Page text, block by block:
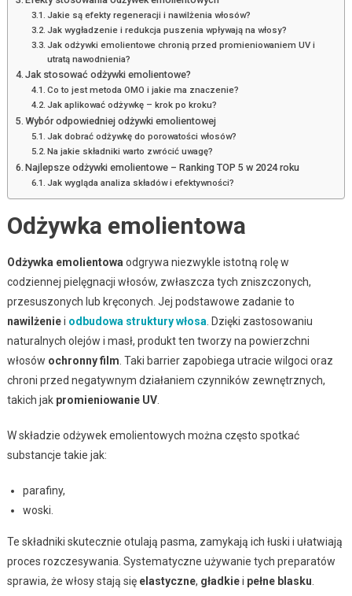
Jakie są efekty regeneracji i nawilżenia włosów?
Jak wygładzenie i redukcja puszenia wpływają na włosy?
Jak odżywki emolientowe chronią przed promieniowaniem UV i
utratą nawodnienia?
Jak stosować odżywki emolientowe?
Co to jest metoda OMO i jakie ma znaczenie?
Jak aplikować odżywkę – krok po kroku?
Wybór odpowiedniej odżywki emolientowej
Jak dobrać odżywkę do porowatości włosów?
Na jakie składniki warto zwrócić uwagę?
Najlepsze odżywki emolientowe – Ranking TOP 5 w 2024 roku
Jak wygląda analiza składów i efektywności?
Odżywka emolientowa
Odżywka emolientowa odgrywa niezwykle istotną rolę w
codziennej pielęgnacji włosów, zwłaszcza tych zniszczonych,
przesuszonych lub kręconych. Jej podstawowe zadanie to
nawilżeniei odbudowa struktury włosa . Dzięki zastosowaniu
naturalnych olejów i masł, produkt ten tworzy na powierzchni
włosów ochronny film . Taki barrier zapobiega utracie wilgoci oraz
chroni przed negatywnym działaniem czynników zewnętrznych,
takich jak promieniowanie UV.
W składzie odżywek emolientowych można często spotkać
substancje takie jak:
parafiny,
woski.
Te składniki skutecznie otulają pasma, zamykają ich łuski i ułatwiają
proces rozczesywania. Systematyczne używanie tych preparatów
sprawia, że włosy stają się elastyczne, gładkiei pełne blasku